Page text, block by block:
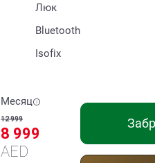
Люк
Bluetooth
Isofix
Месяц
12 999
8 999
AED